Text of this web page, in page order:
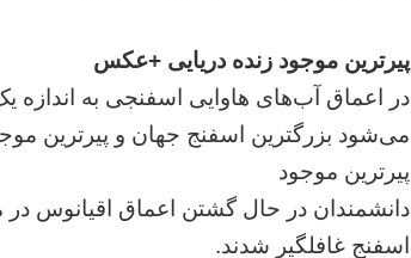
پیرترین موجود زنده دریایی +عکس
در اعماق آب‌های هاوایی اسفنجی به
می‌شود بزرگترین اسفنج جهان و پیرترین
پیرترین موجود
دانشمندان در حال گشتن اعماق اقیانوس در
اسفنج غافلگیر شدند.